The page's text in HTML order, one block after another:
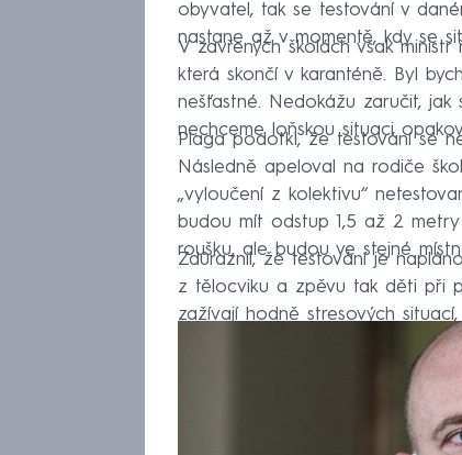
obyvatel, tak se testování v
nastane až v momentě, kdy se
V zavřených školách však
která skončí v karanténě. Byl
nešťastné. Nedokážu zaručit,
nechceme loňskou situaci
Plaga podotkl, že testování se
Následně apeloval na rodiče
„vyloučení z kolektivu“
budou mít odstup 1,5 až 2
roušku, ale budou ve stejné
Zdůraznil, že testování je
z tělocviku a zpěvu tak děti při
zažívají hodně stresových